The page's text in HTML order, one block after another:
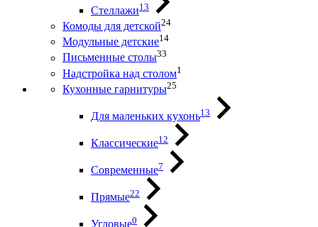
Стеллажи13
Комоды для детской24
Модульные детские14
Письменные столы33
Надстройка над столом1
Кухонные гарнитуры25
Для маленьких кухонь13
Классические12
Современные7
Прямые22
Угловые0